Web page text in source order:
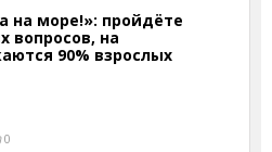
на море!»: пройдёте
вопросов, на
90% взрослых
0